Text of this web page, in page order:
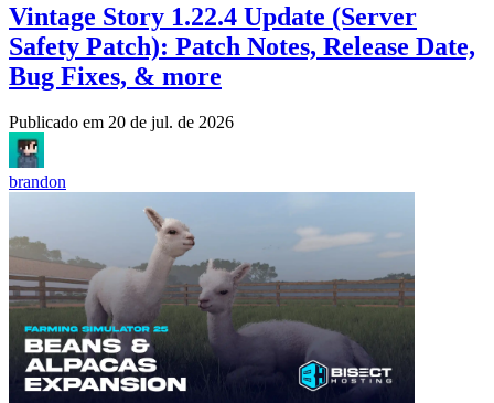
Vintage Story 1.22.4 Update (Server
Safety Patch): Patch Notes, Release Date,
Bug Fixes, & more
Publicado em 20 de jul. de 2026
brandon